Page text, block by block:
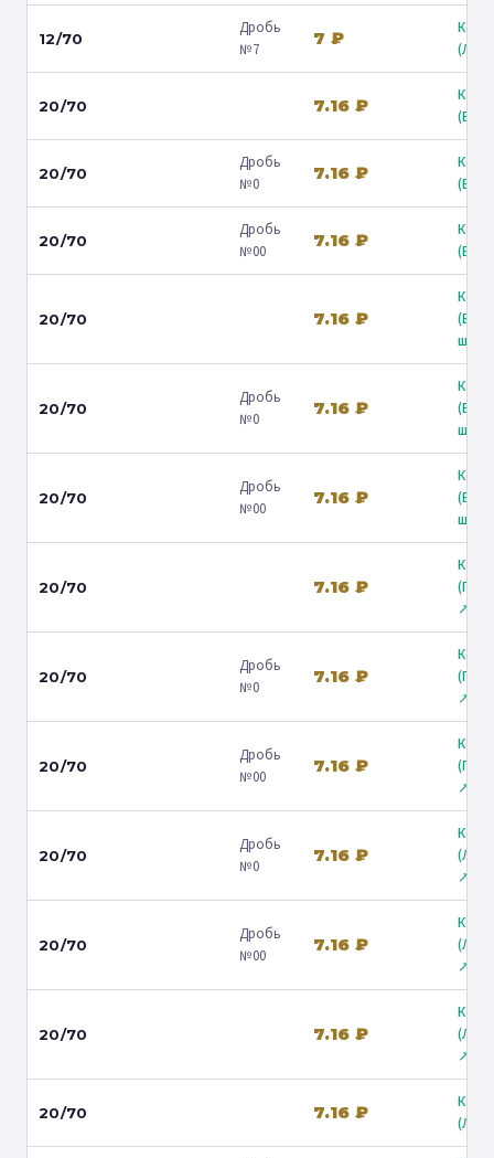
12/70
Дробь
№7
7 ₽
20/70 7.16 ₽
20/70
Дробь
№0
7.16 ₽
20/70
Дробь
№00
7.16 ₽
20/70 7.16 ₽
ш.) ↗
20/70
Дробь
№0
7.16 ₽
ш.) ↗
20/70
Дробь
№00
7.16 ₽
ш.) ↗
20/70 7.16 ₽
↗
20/70
Дробь
№0
7.16 ₽
↗
20/70
Дробь
№00
7.16 ₽
↗
20/70
Дробь
№0
7.16 ₽
↗
20/70
Дробь
№00
7.16 ₽
↗
20/70 7.16 ₽
↗
20/70 7.16 ₽